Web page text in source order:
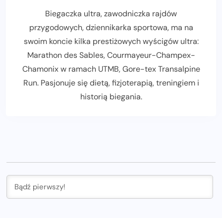
Biegaczka ultra, zawodniczka rajdów
przygodowych, dziennikarka sportowa, ma na
swoim koncie kilka prestiżowych wyścigów ultra:
Marathon des Sables, Courmayeur-Champex-
Chamonix w ramach UTMB, Gore-tex Transalpine
Run. Pasjonuje się dietą, fizjoterapią, treningiem i
historią biegania.